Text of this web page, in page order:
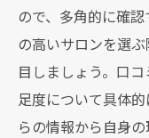
ので、多角的に確
の高いサロンを選
目しましょう。口
足度について具体
らの情報から自身